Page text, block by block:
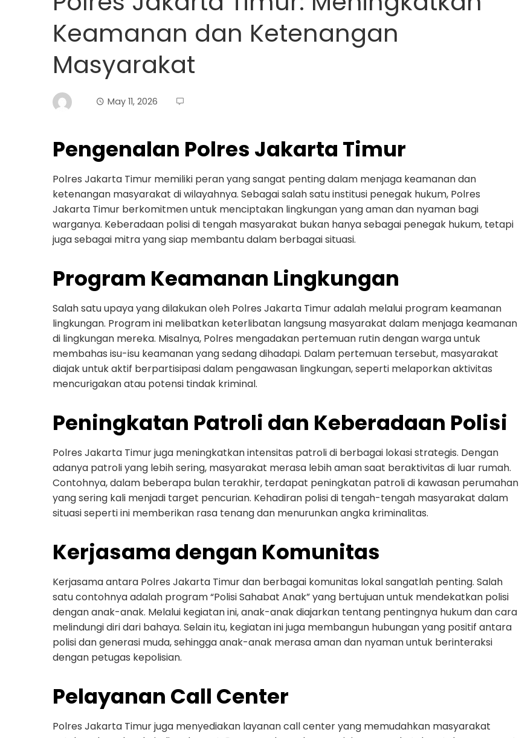
Keamanan dan Ketenangan
Masyarakat
May 11, 2026
Pengenalan Polres Jakarta Timur
Polres Jakarta Timur memiliki peran yang sangat penting dalam menjaga keamanan dan
ketenangan masyarakat di wilayahnya. Sebagai salah satu institusi penegak hukum, Polres
Jakarta Timur berkomitmen untuk menciptakan lingkungan yang aman dan nyaman bagi
warganya. Keberadaan polisi di tengah masyarakat bukan hanya sebagai penegak hukum, tetapi
juga sebagai mitra yang siap membantu dalam berbagai situasi.
Program Keamanan Lingkungan
Salah satu upaya yang dilakukan oleh Polres Jakarta Timur adalah melalui program keamanan
lingkungan. Program ini melibatkan keterlibatan langsung masyarakat dalam menjaga keamanan
di lingkungan mereka. Misalnya, Polres mengadakan pertemuan rutin dengan warga untuk
membahas isu-isu keamanan yang sedang dihadapi. Dalam pertemuan tersebut, masyarakat
diajak untuk aktif berpartisipasi dalam pengawasan lingkungan, seperti melaporkan aktivitas
mencurigakan atau potensi tindak kriminal.
Peningkatan Patroli dan Keberadaan Polisi
Polres Jakarta Timur juga meningkatkan intensitas patroli di berbagai lokasi strategis. Dengan
adanya patroli yang lebih sering, masyarakat merasa lebih aman saat beraktivitas di luar rumah.
Contohnya, dalam beberapa bulan terakhir, terdapat peningkatan patroli di kawasan perumahan
yang sering kali menjadi target pencurian. Kehadiran polisi di tengah-tengah masyarakat dalam
situasi seperti ini memberikan rasa tenang dan menurunkan angka kriminalitas.
Kerjasama dengan Komunitas
Kerjasama antara Polres Jakarta Timur dan berbagai komunitas lokal sangatlah penting. Salah
satu contohnya adalah program “Polisi Sahabat Anak” yang bertujuan untuk mendekatkan polisi
dengan anak-anak. Melalui kegiatan ini, anak-anak diajarkan tentang pentingnya hukum dan cara
melindungi diri dari bahaya. Selain itu, kegiatan ini juga membangun hubungan yang positif antara
polisi dan generasi muda, sehingga anak-anak merasa aman dan nyaman untuk berinteraksi
dengan petugas kepolisian.
Pelayanan Call Center
Polres Jakarta Timur juga menyediakan layanan call center yang memudahkan masyarakat